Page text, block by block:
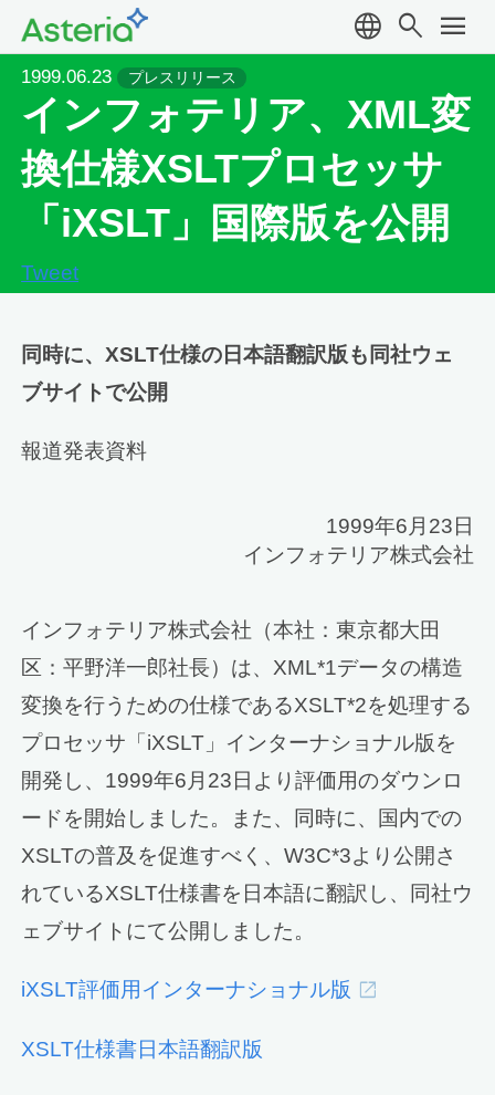
language search menu
1999.06.23 プレスリリース
インフォテリア、XML変
換仕様XSLTプロセッサ
「iXSLT」国際版を公開
Tweet
同時に、XSLT仕様の日本語翻訳版も同社ウェ
ブサイトで公開
報道発表資料
1999年6月23日
インフォテリア株式会社
インフォテリア株式会社（本社：東京都大田
区：平野洋一郎社長）は、XML*1データの構造
変換を行うための仕様であるXSLT*2を処理する
プロセッサ「iXSLT」インターナショナル版を
開発し、1999年6月23日より評価用のダウンロ
ードを開始しました。また、同時に、国内での
XSLTの普及を促進すべく、W3C*3より公開さ
れているXSLT仕様書を日本語に翻訳し、同社ウ
ェブサイトにて公開しました。
iXSLT評価用インターナショナル版
XSLT仕様書日本語翻訳版